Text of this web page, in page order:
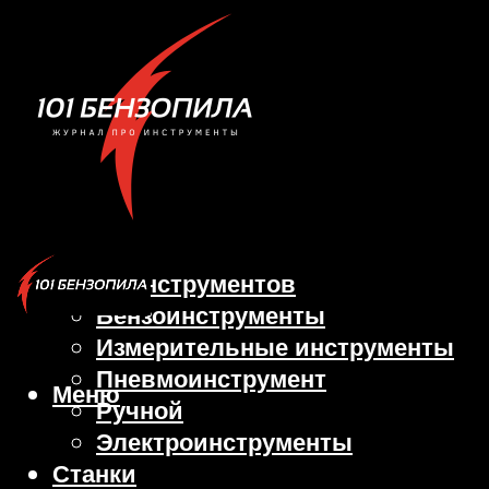
Виды инструментов
Бензоинструменты
Измерительные инструменты
Пневмоинструмент
Ручной
Электроинструменты
Станки
Меню